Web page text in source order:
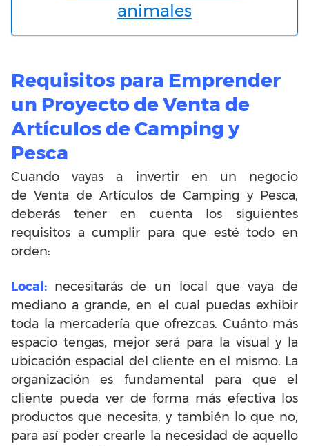
animales
Requisitos para Emprender
un Proyecto de Venta de
Artículos de Camping y
Pesca
Cuando vayas a invertir en un negocio
de Venta de Artículos de Camping y Pesca,
deberás tener en cuenta los siguientes
requisitos a cumplir para que esté todo en
orden:
Local: necesitarás de un local que vaya de
mediano a grande, en el cual puedas exhibir
toda la mercadería que ofrezcas. Cuánto más
espacio tengas, mejor será para la visual y la
ubicación espacial del cliente en el mismo. La
organización es fundamental para que el
cliente pueda ver de forma más efectiva los
productos que necesita, y también lo que no,
para así poder crearle la necesidad de aquello